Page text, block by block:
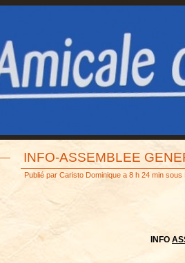
INFO-ASSEMBLEE
Publié par Caristo Dominique a 8 h 24 min sous
INFO